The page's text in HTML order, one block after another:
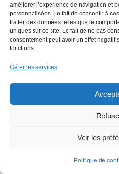
améliorer l’expérience de navigation et
personnalisées. Le fait de consentir à
traiter des données telles que le
uniques sur ce site. Le fait de ne pas
consentement peut avoir un effet négatif
fonctions.
Gérer les services
Voir les
Politique de